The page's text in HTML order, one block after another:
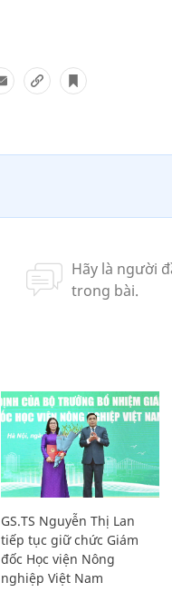
GS.TS Nguyễn Thị Lan
tiếp tục giữ chức Giám
đốc Học viện Nông
nghiệp Việt Nam